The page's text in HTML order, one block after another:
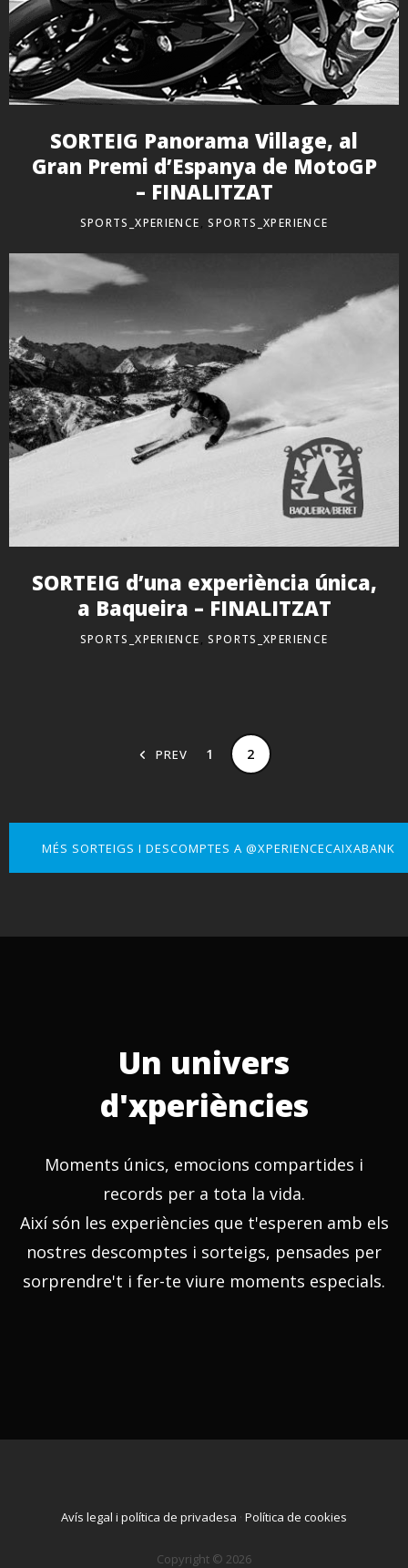
SORTEIG Panorama Village, al
Gran Premi d’Espanya de MotoGP
– FINALITZAT
SPORTS_XPERIENCE,SPORTS_XPERIENCE
SORTEIG d’una experiència única,
a Baqueira – FINALITZAT
SPORTS_XPERIENCE,SPORTS_XPERIENCE
PREV 1 2
MÉS SORTEIGS I DESCOMPTES A @XPERIENCECAIXABANK
Un univers
d'xperiències
Moments únics, emocions compartides i
records per a tota la vida.
Així són les experiències que t'esperen amb els
nostres descomptes i sorteigs, pensades per
sorprendre't i fer-te viure moments especials.
Avís legal i política de privadesa · Política de cookies
Copyright © 2026